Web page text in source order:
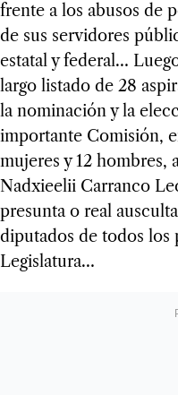
frente a los abusos de
de sus servidores
estatal y federal…
largo listado de 28
la nominación y la
importante Comisión,
mujeres y 12 hombres,
Nadxieelii Carranco
presunta o real
diputados de todos los
Legislatura…